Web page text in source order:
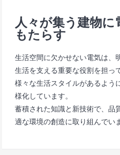
人々が集う建物に
もたらす
生活空間に欠かせない電気は、
生活を支える重要な役割を担っ
様々な生活スタイルがあるよう
様化しています。
蓄積された知識と新技術で、品
適な環境の創造に取り組んでい